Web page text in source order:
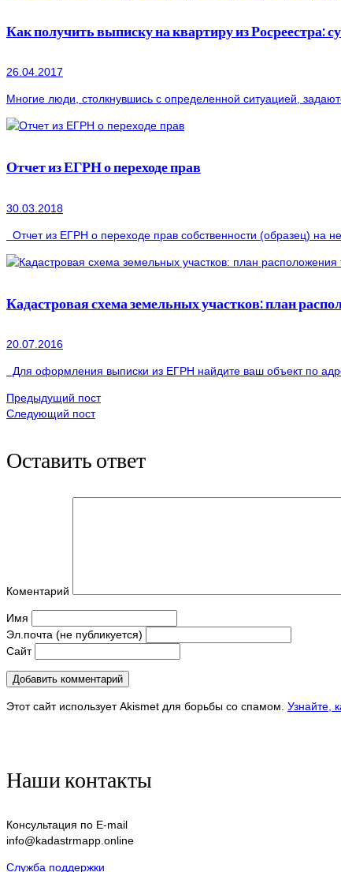
Как получить выписку на квартиру из Росреестра:
26.04.2017
Многие люди, столкнувшись с определенной ситуацией,
Отчет из ЕГРН о переходе прав
30.03.2018
Отчет из ЕГРН о переходе прав собственности (образец) на
Кадастровая схема земельных участков: план
20.07.2016
Для оформления выписки из ЕГРН найдите ваш объект по
Предыдущий пост
Следующий пост
Оставить ответ
Коментарий
Имя
Эл.почта (не публикуется)
Сайт
Этот сайт использует Akismet для борьбы со спамом. Узнайте,
Наши контакты
Консультация по E-mail
info@kadastrmapp.online
Служба поддержки